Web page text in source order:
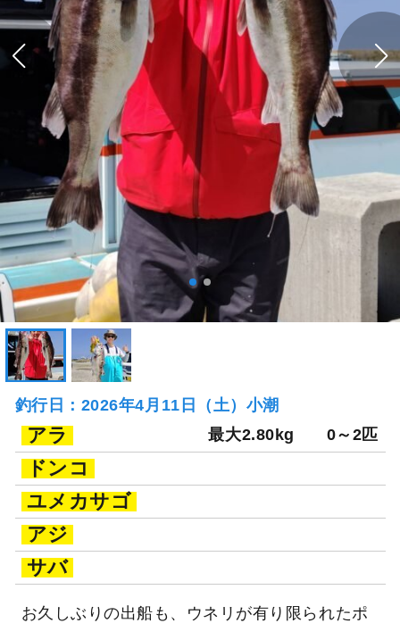
釣行日：2026年4月11日（土）小潮
アラ 最大2.80kg 0～2匹
ドンコ
ユメカサゴ
アジ
サバ
お久しぶりの出船も、ウネリが有り限られたポ